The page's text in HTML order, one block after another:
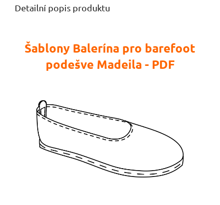
Detailní popis produktu
Šablony Balerína pro barefoot
podešve Madeila - PDF